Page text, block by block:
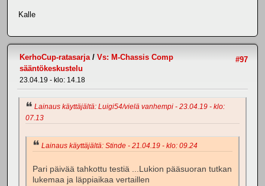
Kalle
#97
KerhoCup-ratasarja / Vs: M-Chassis Comp
sääntökeskustelu
23.04.19 - klo: 14.18
Lainaus käyttäjältä: Luigi54/vielä vanhempi - 23.04.19 - klo:
07.13
Lainaus käyttäjältä: Stinde - 21.04.19 - klo: 09.24
Pari päivää tahkottu testiä ...Lukion pääsuoran tutkan
lukemaa ja läppiaikaa vertaillen